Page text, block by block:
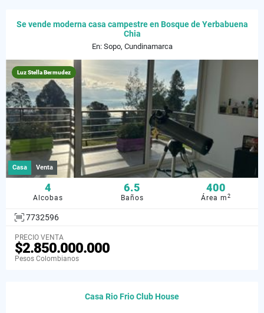
Se vende moderna casa campestre en Bosque de Yerbabuena
Chia
En: Sopo, Cundinamarca
Luz Stella Bermudez
Casa Venta
4
Alcobas
6.5
Baños
400
Área m2
7732596
PRECIO VENTA
$2.850.000.000
Pesos Colombianos
Casa Rio Frio Club House